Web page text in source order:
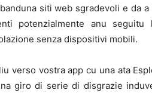
siti web sgradevoli e da
potenzialmente anu
senza dispositivi mobili.
verso vostra app cu una ata
giro di serie di disgrazie